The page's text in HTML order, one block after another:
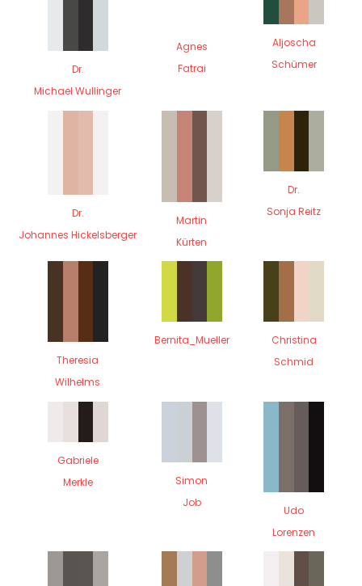
Dr.
Michael Wullinger
Agnes
Fatrai
Aljoscha
Schümer
Dr.
Johannes Hickelsberger
Martin
Kürten
Dr.
Sonja Reitz
Theresia
Wilhelms
Bernita_Mueller
Christina
Schmid
Gabriele
Merkle
Simon
Job
Udo
Lorenzen